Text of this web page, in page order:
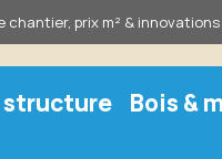
prix m² &
structure Bois &